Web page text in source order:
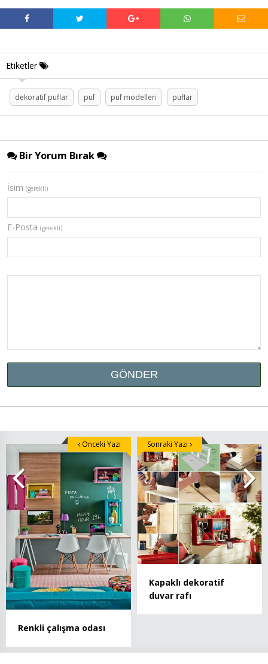
Etiketler
dekoratif puflar puf puf modelleri puflar
Bir Yorum Bırak
İsim (gerekli)
E-Posta (gerekli)
Renkli çalışma odası
Önceki Yazı
Kapaklı dekoratif
duvar rafı
Sonraki Yazı